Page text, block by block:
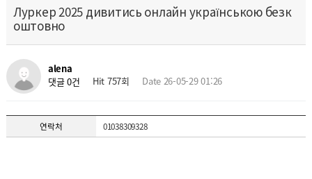
Луркер 2025 дивитись онлайн українською безк
оштовно
alena
댓글 0건
Hit 757회 Date 26-05-29 01:26
연락처 01038309328